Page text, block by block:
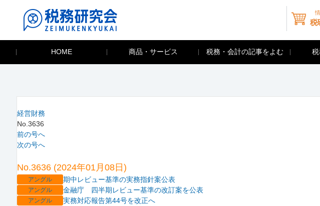
税
HOME 商品・サービス 税務・会計の記事をよむ
経営財務
No.3636
前の号へ
次の号へ
No.3636 (2024年01月08日)
アングル 期中レビュー基準の実務指針案公表
アングル 金融庁 四半期レビュー基準の改訂案を公表
アングル 実務対応報告第44号を改正へ